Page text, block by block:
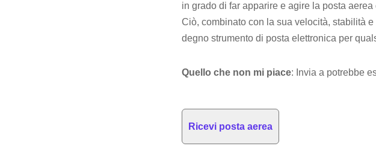
in grado di far apparire e agire la posta
Ciò, combinato con la sua velocità, stabilità e
degno strumento di posta elettronica per
Quello che non mi piace: Invia a potrebbe
Ricevi posta aerea